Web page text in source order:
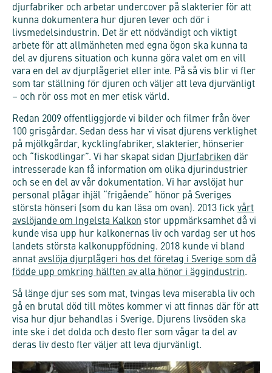
djurfabriker och arbetar undercover på slakterier för att
kunna dokumentera hur djuren lever och dör i
livsmedelsindustrin. Det är ett nödvändigt och viktigt
arbete för att allmänheten med egna ögon ska kunna ta
del av djurens situation och kunna göra valet om en vill
vara en del av djurplågeriet eller inte. På så vis blir vi fler
som tar ställning för djuren och väljer att leva djurvänligt
– och rör oss mot en mer etisk värld.
Redan 2009 offentliggjorde vi bilder och filmer från över
100 grisgårdar. Sedan dess har vi visat djurens verklighet
på mjölkgårdar, kycklingfabriker, slakterier, hönserier
och “fiskodlingar”. Vi har skapat sidan Djurfabriken där
intresserade kan få information om olika djurindustrier
och se en del av vår dokumentation. Vi har avslöjat hur
personal plågar ihjäl “frigående” hönor på Sveriges
största hönseri (som du kan läsa om ovan). 2013 fick vårt
avslöjande om Ingelsta Kalkon stor uppmärksamhet då vi
kunde visa upp hur kalkonernas liv och vardag ser ut hos
landets största kalkonuppfödning. 2018 kunde vi bland
annat avslöja djurplågeri hos det företag i Sverige som då
födde upp omkring hälften av alla hönor i äggindustrin.
Så länge djur ses som mat, tvingas leva miserabla liv och
gå en brutal död till mötes kommer vi att finnas där för att
visa hur djur behandlas i Sverige. Djurens livsöden ska
inte ske i det dolda och desto fler som vågar ta del av
deras liv desto fler väljer att leva djurvänligt.